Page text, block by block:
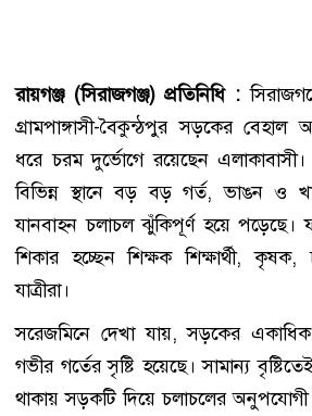
রায়গঞ্জ (সিরাজগঞ্জ) প্রতিনিধি :
গ্রামপাঙ্গাসী-বৈকুন্ঠপুর সড়কের বেহাল
ধরে চরম দুর্ভোগে রয়েছেন
বিভিন্ন স্থানে বড় বড় গর্ত, ভাঙন ও
যানবাহন চলাচল ঝুঁকিপূর্ণ হয়ে পড়েছে।
শিকার হচ্ছেন শিক্ষক শিক্ষার্থী, কৃষক,
যাত্রীরা।
সরেজমিনে দেখা যায়, সড়কের একাধিক
গভীর গর্তের সৃষ্টি হয়েছে। সামান্য
থাকায় সড়কটি দিয়ে চলাচলের